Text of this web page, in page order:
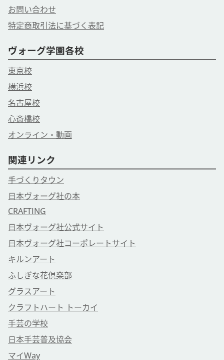
お問い合わせ
特定商取引法に基づく表記
ヴォーグ学園各校
東京校
横浜校
名古屋校
心斎橋校
オンライン・動画
関連リンク
手づくりタウン
日本ヴォーグ社の本
CRAFTING
日本ヴォーグ社公式サイト
日本ヴォーグ社コーポレートサイト
キルンアート
ふしぎな花倶楽部
グラスアート
クラフトハート トーカイ
手芸の学校
日本手芸普及協会
マイWay